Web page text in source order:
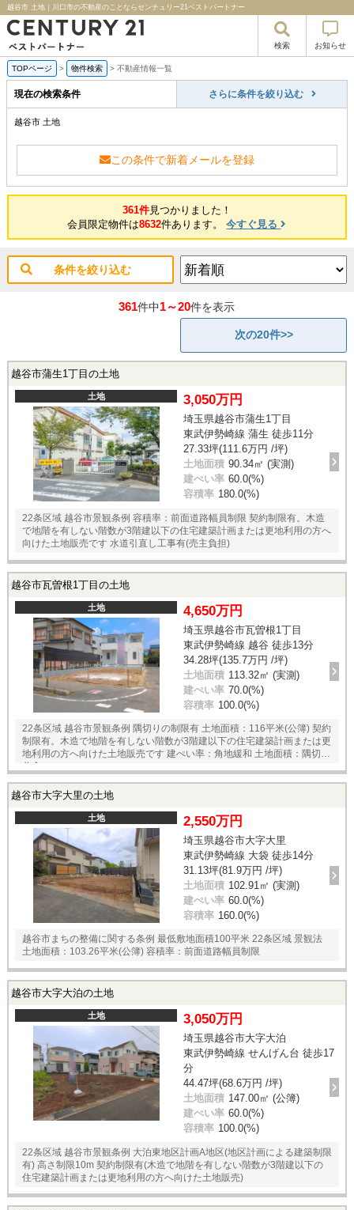
越谷市 土地｜川口市の不動産のことならセンチュリー21ベストパートナー
検索 お知らせ
TOPページ > 物件検索 > 不動産情報一覧
現在の検索条件 さらに条件を絞り込む
越谷市 土地
この条件で新着メールを登録
361件見つかりました！
会員限定物件は8632件あります。今すぐ見る
条件を絞り込む
361件中1～20件を表示
次の20件>>
越谷市蒲生1丁目の土地
土地 3,050万円
埼玉県越谷市蒲生1丁目
東武伊勢崎線 蒲生 徒歩11分
27.33坪(111.6万円 /坪)
土地面積 90.34㎡ (実測)
建ぺい率 60.0(%)
容積率 180.0(%)
22条区域 越谷市景観条例 容積率：前面道路幅員制限 契約制限有。木造
で地階を有しない階数が3階建以下の住宅建築計画または更地利用の方へ
向けた土地販売です 水道引直し工事有(売主負担)
越谷市瓦曽根1丁目の土地
土地 4,650万円
埼玉県越谷市瓦曽根1丁目
東武伊勢崎線 越谷 徒歩13分
34.28坪(135.7万円 /坪)
土地面積 113.32㎡ (実測)
建ぺい率 70.0(%)
容積率 100.0(%)
22条区域 越谷市景観条例 隅切りの制限有 土地面積：116平米(公簿) 契約
制限有。木造で地階を有しない階数が3階建以下の住宅建築計画または更
地利用の方へ向けた土地販売です 建ぺい率：角地緩和 土地面積：隅切部
分含
越谷市大字大里の土地
土地 2,550万円
埼玉県越谷市大字大里
東武伊勢崎線 大袋 徒歩14分
31.13坪(81.9万円 /坪)
土地面積 102.91㎡ (実測)
建ぺい率 60.0(%)
容積率 160.0(%)
越谷市まちの整備に関する条例 最低敷地面積100平米 22条区域 景観法
土地面積：103.26平米(公簿) 容積率：前面道路幅員制限
越谷市大字大泊の土地
土地 3,050万円
埼玉県越谷市大字大泊
東武伊勢崎線 せんげん台 徒歩17
分
44.47坪(68.6万円 /坪)
土地面積 147.00㎡ (公簿)
建ぺい率 60.0(%)
容積率 100.0(%)
22条区域 越谷市景観条例 大泊東地区計画A地区(地区計画による建築制限
有) 高さ制限10m 契約制限有(木造で地階を有しない階数が3階建以下の
住宅建築計画または更地利用の方へ向けた土地販売)